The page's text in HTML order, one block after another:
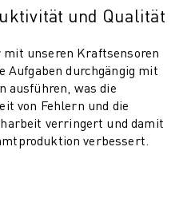
und Qualität
mit unseren Kraftsensoren
Aufgaben durchgängig mit
ausführen, was die
von Fehlern und die
verringert und damit
verbessert.